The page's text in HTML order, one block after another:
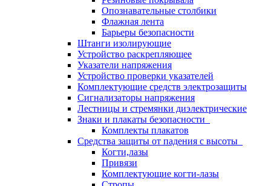
Опознавательные столбики
Флажная лента
Барьеры безопасности
Штанги изолирующие
Устройство раскрепляющее
Указатели напряжения
Устройство проверки указателей
Комплектующие средств электрозащиты
Сигнализаторы напряжения
Лестницы и стремянки диэлектрические
Знаки и плакаты безопасности
Комплекты плакатов
Средства защиты от падения с высоты
Когти,лазы
Привязи
Комплектующие когти-лазы